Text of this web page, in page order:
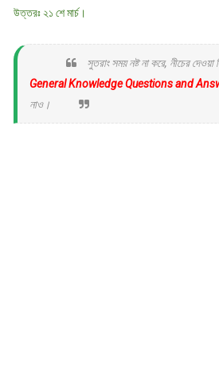
উত্তরঃ ২১ শে মার্চ।
সুতরাং সময় নষ্ট না করে, নীচের
General Knowledge Questions and
নাও।